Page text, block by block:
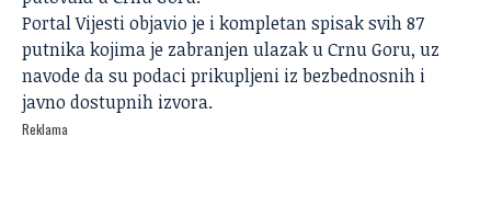
Portal Vijesti objavio je i kompletan spisak svih 87
putnika kojima je zabranjen ulazak u Crnu Goru, uz
navode da su podaci prikupljeni iz bezbednosnih i
javno dostupnih izvora.
Reklama